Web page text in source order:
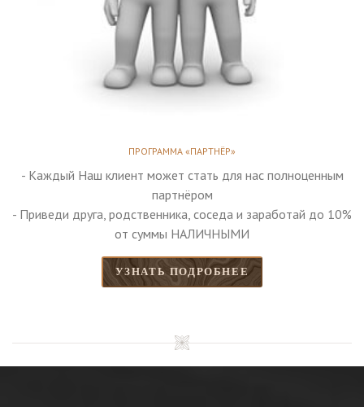
ПРОГРАММА «ПАРТНЁР»
- Каждый Наш клиент может стать для нас полноценным
партнёром
- Приведи друга, родственника, соседа и заработай до 10%
от суммы НАЛИЧНЫМИ
УЗНАТЬ ПОДРОБНЕЕ